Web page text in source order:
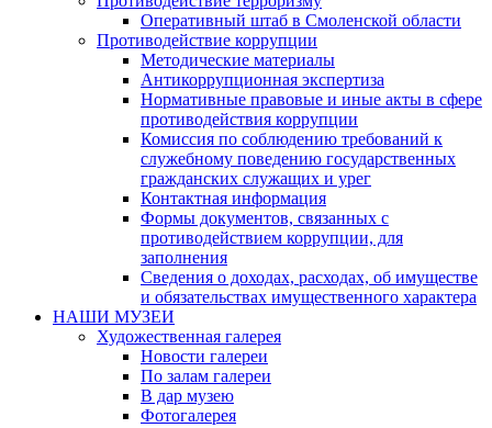
Оперативный штаб в Смоленской области
Противодействие коррупции
Методические материалы
Антикоррупционная экспертиза
Нормативные правовые и иные акты в сфере
противодействия коррупции
Комиссия по соблюдению требований к
служебному поведению государственных
гражданских служащих и урег
Контактная информация
Формы документов, связанных с
противодействием коррупции, для
заполнения
Сведения о доходах, расходах, об имуществе
и обязательствах имущественного характера
НАШИ МУЗЕИ
Художественная галерея
Новости галереи
По залам галереи
В дар музею
Фотогалерея